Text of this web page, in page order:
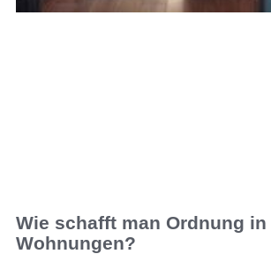
Wie schafft man Ordnung
Wohnungen?